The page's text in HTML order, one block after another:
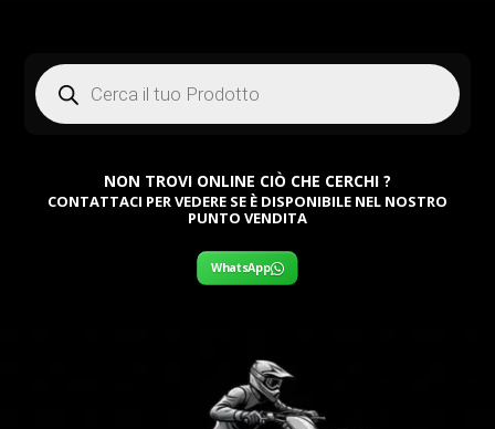
Products
search
NON TROVI ONLINE CIÒ CHE CERCHI ?
CONTATTACI PER VEDERE SE È DISPONIBILE NEL NOSTRO
PUNTO VENDITA
WhatsApp